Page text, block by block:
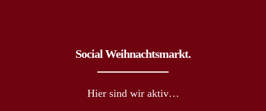
Social Weihnachtsmarkt.
Hier sind wir aktiv…